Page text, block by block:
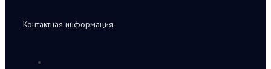
Контактная информация: